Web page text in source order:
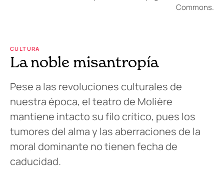
Commons.
CULTURA
La noble misantropía
Pese a las revoluciones culturales de
nuestra época, el teatro de Molière
mantiene intacto su filo crítico, pues los
tumores del alma y las aberraciones de la
moral dominante no tienen fecha de
caducidad.